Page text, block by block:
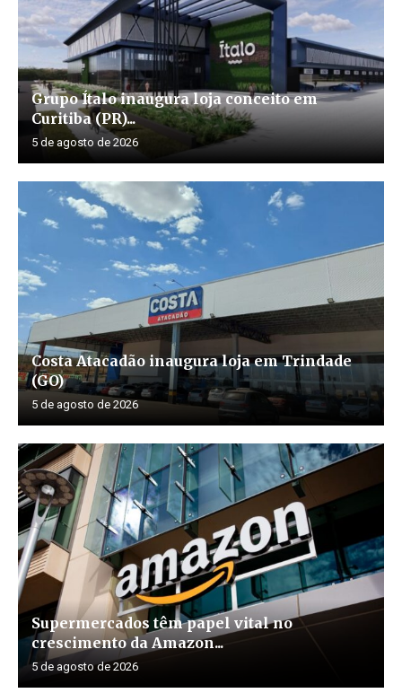
Grupo Ítalo inaugura loja conceito em
Curitiba (PR)...
5 de agosto de 2026
Costa Atacadão inaugura loja em Trindade
(GO)
5 de agosto de 2026
Supermercados têm papel vital no
crescimento da Amazon...
5 de agosto de 2026